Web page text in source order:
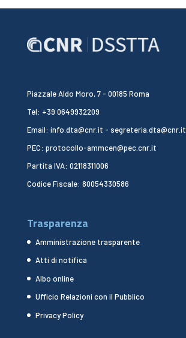
Piazzale Aldo Moro, 7 - 00185 Roma
Tel: +39 0649932209
Email: info.dta@cnr.it - segreteria.dta@cnr.it
PEC: protocollo-ammcen@pec.cnr.it
Partita IVA: 02118311006
Codice Fiscale: 80054330586
Trasparenza
Amministrazione trasparente
Atti di notifica
Albo online
Ufficio Relazioni con il Pubblico
Privacy Policy